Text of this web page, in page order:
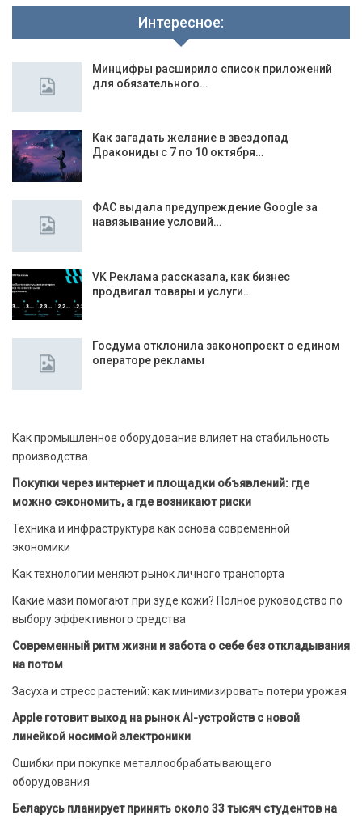
Интересное:
Минцифры расширило список приложений
для обязательного…
Как загадать желание в звездопад
Дракониды с 7 по 10 октября…
ФАС выдала предупреждение Google за
навязывание условий…
VK Реклама рассказала, как бизнес
продвигал товары и услуги…
Госдума отклонила законопроект о едином
операторе рекламы
Как промышленное оборудование влияет на стабильность
производства
Покупки через интернет и площадки объявлений: где
можно сэкономить, а где возникают риски
Техника и инфраструктура как основа современной
экономики
Как технологии меняют рынок личного транспорта
Какие мази помогают при зуде кожи? Полное руководство по
выбору эффективного средства
Современный ритм жизни и забота о себе без откладывания
на потом
Засуха и стресс растений: как минимизировать потери урожая
Apple готовит выход на рынок AI-устройств с новой
линейкой носимой электроники
Ошибки при покупке металлообрабатывающего
оборудования
Беларусь планирует принять около 33 тысяч студентов на